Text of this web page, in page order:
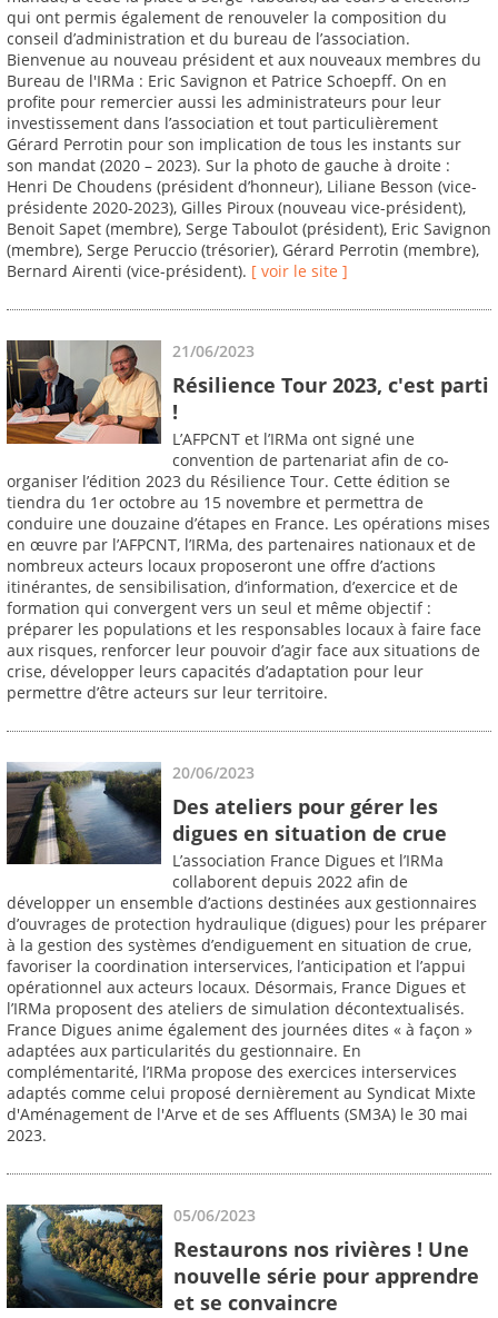
qui ont permis également de renouveler la composition du
conseil d’administration et du bureau de l’association.
Bienvenue au nouveau président et aux nouveaux membres du
Bureau de l'IRMa : Eric Savignon et Patrice Schoepff. On en
profite pour remercier aussi les administrateurs pour leur
investissement dans l’association et tout particulièrement
Gérard Perrotin pour son implication de tous les instants sur
son mandat (2020 – 2023). Sur la photo de gauche à droite :
Henri De Choudens (président d’honneur), Liliane Besson (vice-
présidente 2020-2023), Gilles Piroux (nouveau vice-président),
Benoit Sapet (membre), Serge Taboulot (président), Eric Savignon
(membre), Serge Peruccio (trésorier), Gérard Perrotin (membre),
Bernard Airenti (vice-président). [ voir le site ]
21/06/2023
Résilience Tour 2023, c'est parti
!
L’AFPCNT et l’IRMa ont signé une
convention de partenariat afin de co-
organiser l’édition 2023 du Résilience Tour. Cette édition se
tiendra du 1er octobre au 15 novembre et permettra de
conduire une douzaine d’étapes en France. Les opérations mises
en œuvre par l’AFPCNT, l’IRMa, des partenaires nationaux et de
nombreux acteurs locaux proposeront une offre d’actions
itinérantes, de sensibilisation, d’information, d’exercice et de
formation qui convergent vers un seul et même objectif :
préparer les populations et les responsables locaux à faire face
aux risques, renforcer leur pouvoir d’agir face aux situations de
crise, développer leurs capacités d’adaptation pour leur
permettre d’être acteurs sur leur territoire.
20/06/2023
Des ateliers pour gérer les
digues en situation de crue
L’association France Digues et l’IRMa
collaborent depuis 2022 afin de
développer un ensemble d’actions destinées aux gestionnaires
d’ouvrages de protection hydraulique (digues) pour les préparer
à la gestion des systèmes d’endiguement en situation de crue,
favoriser la coordination interservices, l’anticipation et l’appui
opérationnel aux acteurs locaux. Désormais, France Digues et
l’IRMa proposent des ateliers de simulation décontextualisés.
France Digues anime également des journées dites « à façon »
adaptées aux particularités du gestionnaire. En
complémentarité, l’IRMa propose des exercices interservices
adaptés comme celui proposé dernièrement au Syndicat Mixte
d'Aménagement de l'Arve et de ses Affluents (SM3A) le 30 mai
2023.
05/06/2023
Restaurons nos rivières ! Une
nouvelle série pour apprendre
et se convaincre